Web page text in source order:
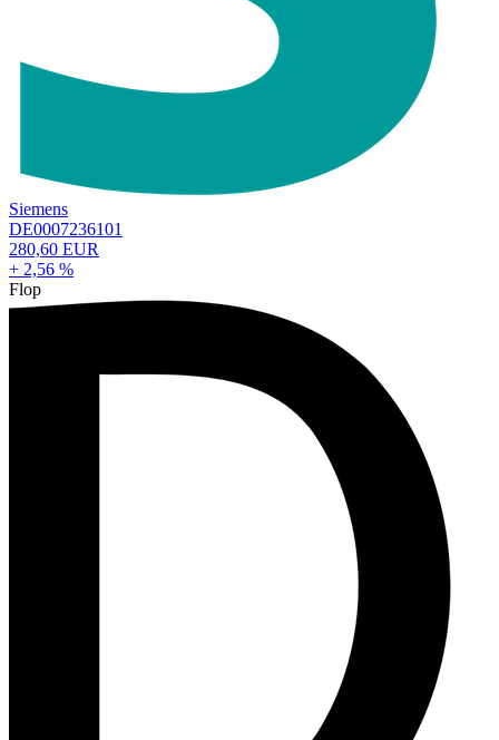
Siemens
DE0007236101
280,60 EUR
+ 2,56 %
Flop